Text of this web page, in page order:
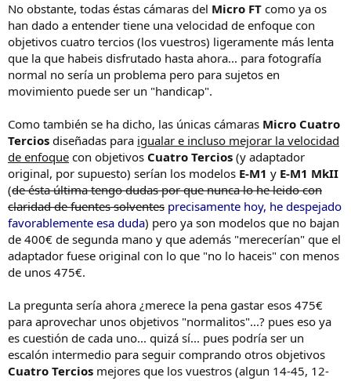
No obstante, todas éstas cámaras del Micro FT como ya os
han dado a entender tiene una velocidad de enfoque con
objetivos cuatro tercios (los vuestros) ligeramente más lenta
que la que habeis disfrutado hasta ahora... para fotografía
normal no sería un problema pero para sujetos en
movimiento puede ser un "handicap".
Como también se ha dicho, las únicas cámaras Micro Cuatro
Tercios diseñadas para igualar e incluso mejorar la velocidad
de enfoque con objetivos Cuatro Tercios (y adaptador
original, por supuesto) serían los modelos E-M1 y E-M1 MkII
(de ésta última tengo dudas por que nunca lo he leido con
claridad de fuentes solventes precisamente hoy, he despejado
favorablemente esa duda) pero ya son modelos que no bajan
de 400€ de segunda mano y que además "merecerían" que el
adaptador fuese original con lo que "no lo haceis" con menos
de unos 475€.
La pregunta sería ahora ¿merece la pena gastar esos 475€
para aprovechar unos objetivos "normalitos"...? pues eso ya
es cuestión de cada uno... quizá sí... pues podría ser un
escalón intermedio para seguir comprando otros objetivos
Cuatro Tercios mejores que los vuestros (algun 14-45, 12-